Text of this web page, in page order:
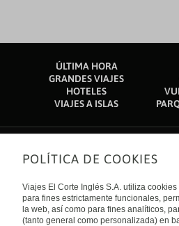
ÚLTIMA HORA
GRANDES VIAJES
HOTELES
VIAJES A ISLAS
Sobre nosotros
Quiénes somos
Financiación
Sostenibilidad
Turismo accesible
Enlaces de interés
POLÍTICA DE COOKIES
Viajes El Corte Inglés S.A. utiliza
para fines estrictamente funcionales,
la web, así como para fines analíticos,
(tanto general como personalizada) en